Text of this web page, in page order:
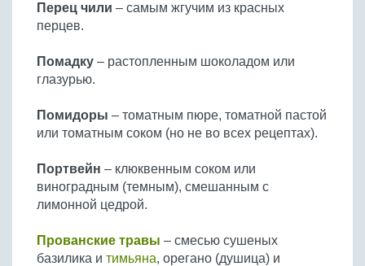
Перец чили – самым жгучим из красных
перцев.
Помадку – растопленным шоколадом или
глазурью.
Помидоры – томатным пюре, томатной пастой
или томатным соком (но не во всех рецептах).
Портвейн – клюквенным соком или
виноградным (темным), смешанным с
лимонной цедрой.
Прованские травы – смесью сушеных
базилика и тимьяна, орегано (душица) и